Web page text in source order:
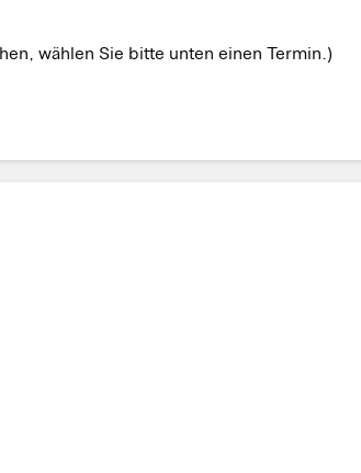
wählen Sie bitte unten einen Termin.)